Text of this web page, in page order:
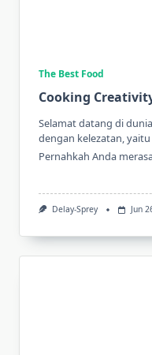
The Best Food
Cooking
Selamat datang di
dengan kelezatan,
Pernahkah Anda
Delay-Sprey Jun